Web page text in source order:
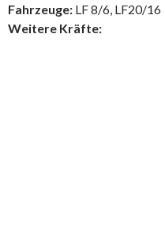
Fahrzeuge: LF 8/6, LF20/16
Weitere Kräfte: